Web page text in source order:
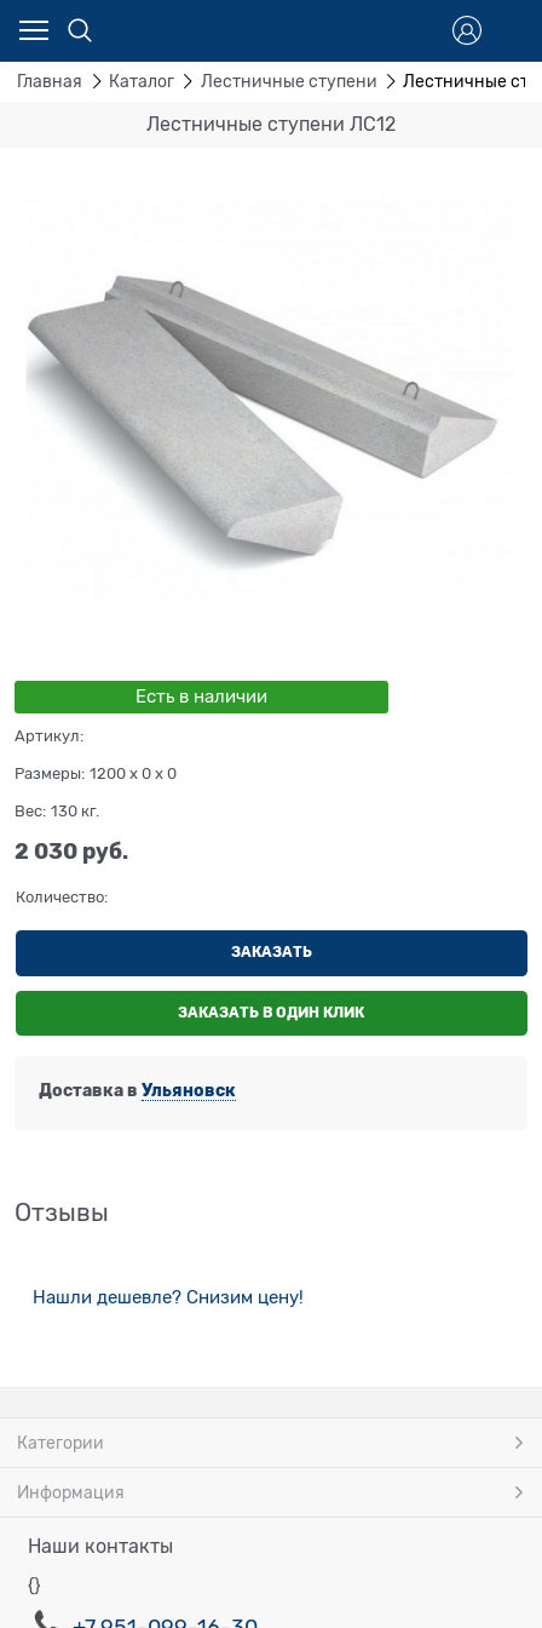
Главная Каталог Лестничные ступени Лестничные
Лестничные ступени ЛС12
Есть в наличии
Артикул:
Размеры: 1200 x 0 x 0
Вес: 130 кг.
2 030 руб.
Количество:
ЗАКАЗАТЬ
ЗАКАЗАТЬ В ОДИН КЛИК
Доставка в Ульяновск
Отзывы
Нашли дешевле? Снизим цену!
Категории
Информация
Наши контакты
{}